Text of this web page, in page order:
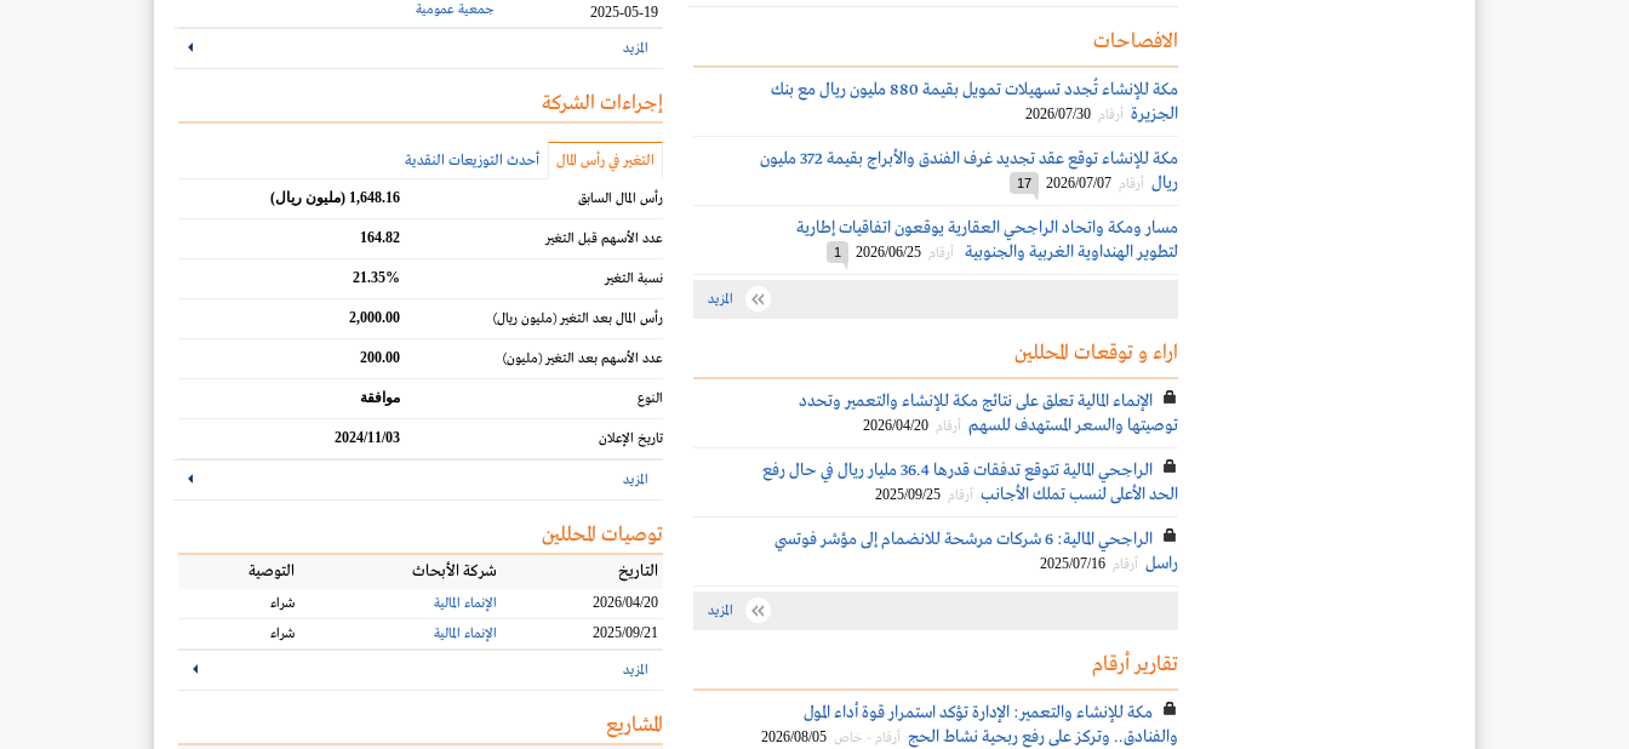
الافصاحات
مكة للإنشاء تُجدد تسهيلات تمويل بقيمة 880 مليون ريال مع بنك
الجزيرة أرقام 2026/07/30
مكة للإنشاء توقع عقد تجديد غرف الفندق والأبراج بقيمة 372 مليون
ريال أرقام 2026/07/07
17
مسار ومكة واتحاد الراجحي العقارية يوقعون اتفاقيات إطارية
لتطوير الهنداوية الغربية والجنوبية
أرقام 2026/06/25
1
المزيد
اراء و توقعات المحللين
الإنماء المالية تعلق على نتائج مكة للإنشاء والتعمير وتحدد
توصيتها والسعر المستهدف للسهم أرقام 2026/04/20
الراجحي المالية تتوقع تدفقات قدرها 36.4 مليار ريال في حال رفع
الحد الأعلى لنسب تملك الأجانب أرقام 2025/09/25
الراجحي المالية: 6 شركات مرشحة للانضمام إلى مؤشر فوتسي
راسل أرقام 2025/07/16
المزيد
تقارير أرقام
مكة للإنشاء والتعمير: الإدارة تؤكد استمرار قوة أداء المول
والفنادق.. وتركز على رفع ربحية نشاط الحج أرقام - خاص 2026/08/05
2025-05-19 جمعية عمومية
المزيد
إجراءات الشركة
التغير في رأس المال أحدث التوزيعات النقدية
رأس المال السابق 1,648.16 (مليون ريال)
عدد الأسهم قبل التغير 164.82
نسبة التغير 21.35%
رأس المال بعد التغير(مليون ريال) 2,000.00
عدد الأسهم بعد التغير(مليون) 200.00
النوع موافقة
تاريخ الإعلان 2024/11/03
المزيد
توصيات المحللين
التاريخ شركة الأبحاث التوصية
2026/04/20 الإنماء المالية
شراء
2025/09/21
الإنماء المالية شراء
المزيد
المشاريع